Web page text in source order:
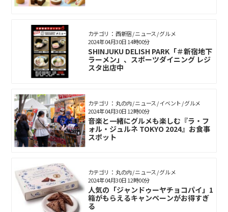
カテゴリ： 西新宿 / ニュース / グルメ
SHINJUKU DELISH PARK「＃新宿地下
ラーメン」、スポーツダイニング レジ
スタ出店中
2024年04月30日 14時00分
カテゴリ： 丸の内 / ニュース / イベント / グルメ
音楽と一緒にグルメも楽しむ『ラ・フ
ォル・ジュルネ TOKYO 2024』お食事
スポット
2024年04月30日 12時00分
カテゴリ： 丸の内 / ニュース / グルメ
人気の「ジャンドゥーヤチョコパイ」1
箱がもらえるキャンペーンがお得すぎ
る
2024年04月30日 12時00分